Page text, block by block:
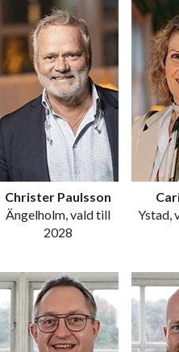
Christer Paulsson
Ängelholm, vald till
2028
Ystad,